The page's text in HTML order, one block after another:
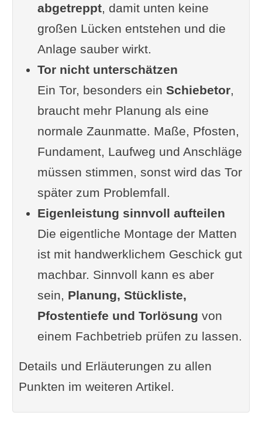
abgetreppt, damit unten keine
großen Lücken entstehen und die
Anlage sauber wirkt.
Tor nicht unterschätzen
Ein Tor, besonders ein Schiebetor,
braucht mehr Planung als eine
normale Zaunmatte. Maße, Pfosten,
Fundament, Laufweg und Anschläge
müssen stimmen, sonst wird das Tor
später zum Problemfall.
Eigenleistung sinnvoll aufteilen
Die eigentliche Montage der Matten
ist mit handwerklichem Geschick gut
machbar. Sinnvoll kann es aber
sein, Planung, Stückliste,
Pfostentiefe und Torlösung von
einem Fachbetrieb prüfen zu lassen.
Details und Erläuterungen zu allen
Punkten im weiteren Artikel.